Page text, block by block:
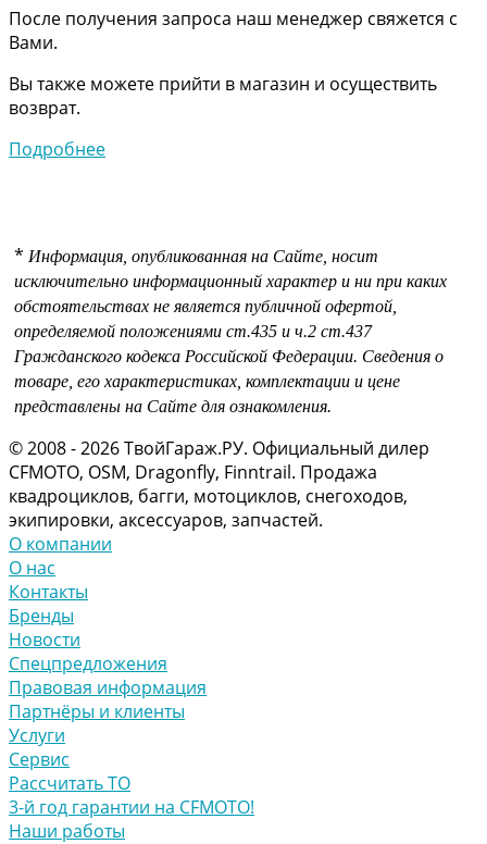
После получения запроса наш менеджер свяжется с
Вами.
Вы также можете прийти в магазин и осуществить
возврат.
Подробнее
* Информация, опубликованная на Сайте, носит
исключительно информационный характер и ни при каких
обстоятельствах не является публичной офертой,
определяемой положениями ст.435 и ч.2 ст.437
Гражданского кодекса Российской Федерации. Сведения о
товаре, его характеристиках, комплектации и цене
представлены на Сайте для ознакомления.
© 2008 - 2026 ТвойГараж.РУ. Официальный дилер
CFMOTO, OSM, Dragonfly, Finntrail. Продажа
квадроциклов, багги, мотоциклов, снегоходов,
экипировки, аксессуаров, запчастей.
О компании
О нас
Контакты
Бренды
Новости
Спецпредложения
Правовая информация
Партнёры и клиенты
Услуги
Сервис
Рассчитать ТО
3-й год гарантии на CFMOTO!
Наши работы